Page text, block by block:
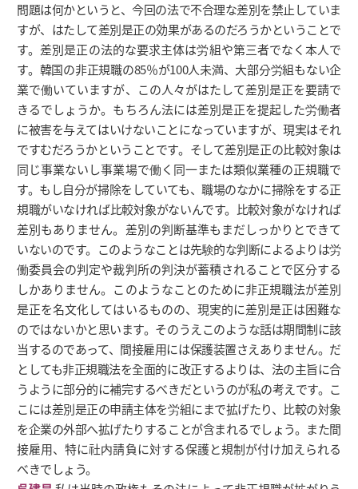
問題は何かというと、今回の法で不合理な差別を禁止していま
すが、はたして差別是正の効果があるのだろうかということで
す。差別是正の法的な要求主体は労組や第三者でなく本人で
す。韓国の非正規職の85％が100人未満、大部分労組もない企
業で働いていますが、この人々がはたして差別是正を要請で
きるでしょうか。もちろん法には差別是正を提起した労働者
に被害を与えてはいけないことになっていますが、現実はそれ
ですむだろうかということです。そして差別是正の比較対象は
同じ事業ないし事業場で働く同一または類似業種の正規職で
す。もし自分が掃除をしていても、職場のなかに掃除をする正
規職がいなければ比較対象がないんです。比較対象がなければ
差別もありません。差別の判断基準もまだしっかりとできて
いないのです。このようなことは先験的な判断によるよりは労
働委員会の判定や裁判所の判決が蓄積されることで区分する
しかありません。このようなことのために非正規職法が差別
是正を名文化してはいるものの、現実的に差別是正は困難な
のではないかと思います。そのうえこのような話は期間制に該
当するのであって、間接雇用には保護装置さえありません。だ
としても非正規職法を全面的に改正するよりは、法の主旨に合
うように部分的に補完するべきだというのが私の考えです。こ
こには差別是正の申請主体を労組にまで拡げたり、比較の対象
を企業の外部へ拡げたりすることが含まれるでしょう。また間
接雇用、特に社内請負に対する保護と規制が付け加えられる
べきでしょう。